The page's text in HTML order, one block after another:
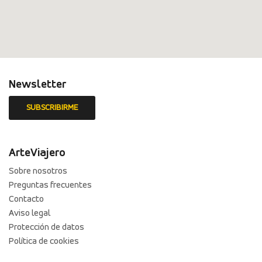
Newsletter
ArteViajero
Sobre nosotros
Preguntas frecuentes
Contacto
Aviso legal
Protección de datos
Política de cookies